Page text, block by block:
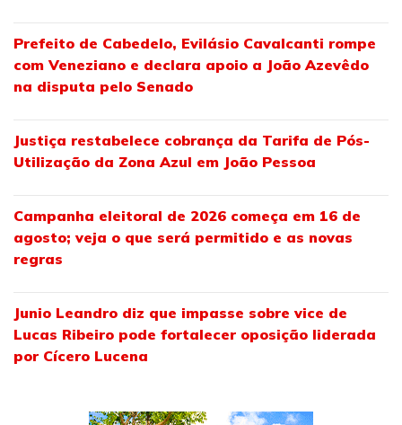
Prefeito de Cabedelo, Evilásio Cavalcanti rompe
com Veneziano e declara apoio a João Azevêdo
na disputa pelo Senado
Justiça restabelece cobrança da Tarifa de Pós-
Utilização da Zona Azul em João Pessoa
Campanha eleitoral de 2026 começa em 16 de
agosto; veja o que será permitido e as novas
regras
Junio Leandro diz que impasse sobre vice de
Lucas Ribeiro pode fortalecer oposição liderada
por Cícero Lucena